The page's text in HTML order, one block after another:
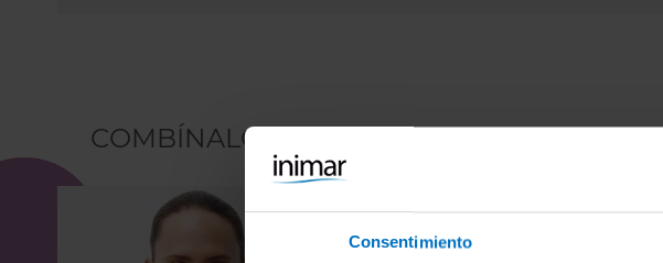
Consentimiento
COMBÍNALO CON